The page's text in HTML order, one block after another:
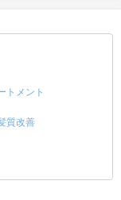
トメント
質改善